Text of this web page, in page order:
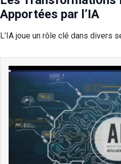
Apportées par l’IA
L’IA joue un rôle clé dans divers